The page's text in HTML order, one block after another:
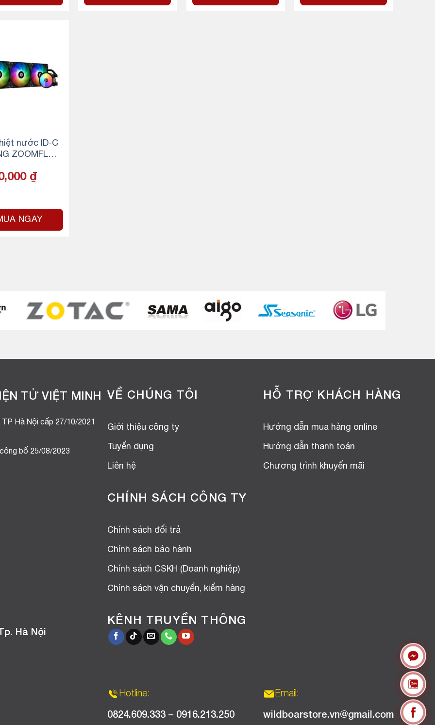
nước ID-C
ZOOMFLO
₫
NGAY
TỬ VIỆT MINH
Hà Nội cấp 27/10/2021
bố 25/08/2023
Hà Nội
VỀ CHÚNG TÔI
Giới thiệu công ty
Tuyển dụng
Liên hệ
HỖ TRỢ KHÁCH HÀNG
Hướng dẫn mua hàng online
Hướng dẫn thanh toán
Chương trình khuyến mãi
CHÍNH SÁCH CÔNG TY
Chính sách đổi trả
Chính sách bảo hành
Chính sách CSKH (Doanh nghiệp)
Chính sách vận chuyển, kiểm hàng
KÊNH TRUYỀN THÔNG
Hotline:
0824.609.333 – 0916.213.250
Email:
wildboarstore.vn@gmail.com